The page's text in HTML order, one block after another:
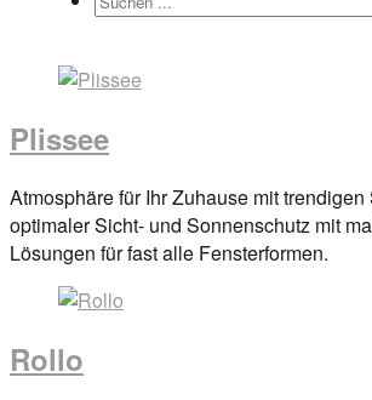
Plissee
Posted
on
29.
By
Atmosphäre für Ihr Zuhause mit trendigen
optimaler Sicht- und Sonnenschutz mit
Lösungen für fast alle Fensterformen.
Rollo